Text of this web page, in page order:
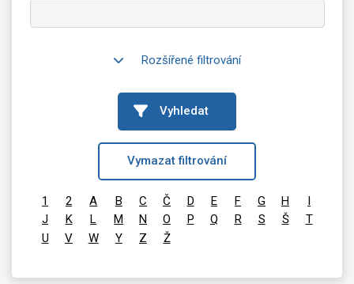
Rozšířené filtrování
Vyhledat
Vymazat filtrování
1 2 A B C Č D E F G H
I
J
K L M N O P Q R S Š
T
U
V W Y Z Ž